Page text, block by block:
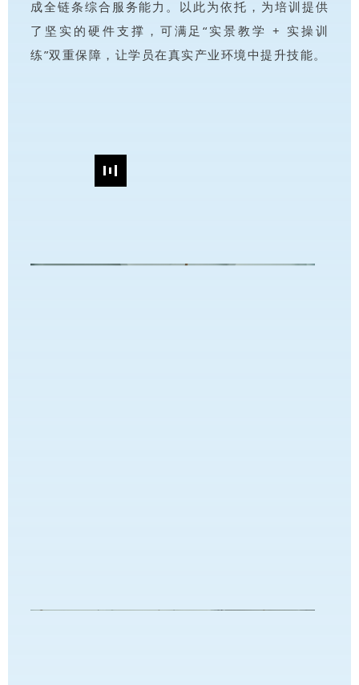
成全链条综合服务能力。以此为依托， 为培训提供
了坚实的硬件支撑， 可满足“实景教学 + 实操训
练”双重保障， 让学员在真实产业环境中提升技能。